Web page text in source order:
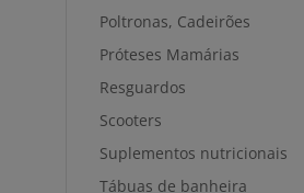
Poltronas, Cadeirões
Próteses Mamárias
Resguardos
Scooters
Suplementos nutricionais
Tábuas de banheira